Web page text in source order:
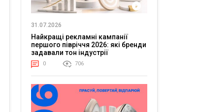
31.07.2026
Найкращі рекламні кампанії
першого півріччя 2026: які бренди
задавали тон індустрії
0 706